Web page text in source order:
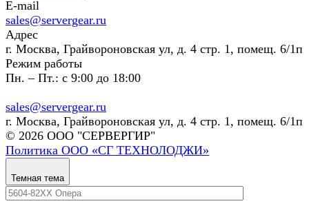
E-mail
sales@servergear.ru
Адрес
г. Москва, Грайвороновская ул, д. 4 стр. 1, помещ. 6/1п
Режим работы
Пн. – Пт.: с 9:00 до 18:00
sales@servergear.ru
г. Москва, Грайвороновская ул, д. 4 стр. 1, помещ. 6/1п
© 2026 ООО "СЕРВЕРГИР"
Политика ООО «СГ ТЕХНОЛОДЖИ»
Темная тема